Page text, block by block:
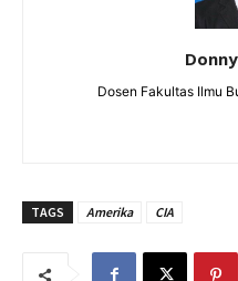
Dosen Fakultas Ilmu
TAGS Amerika CIA